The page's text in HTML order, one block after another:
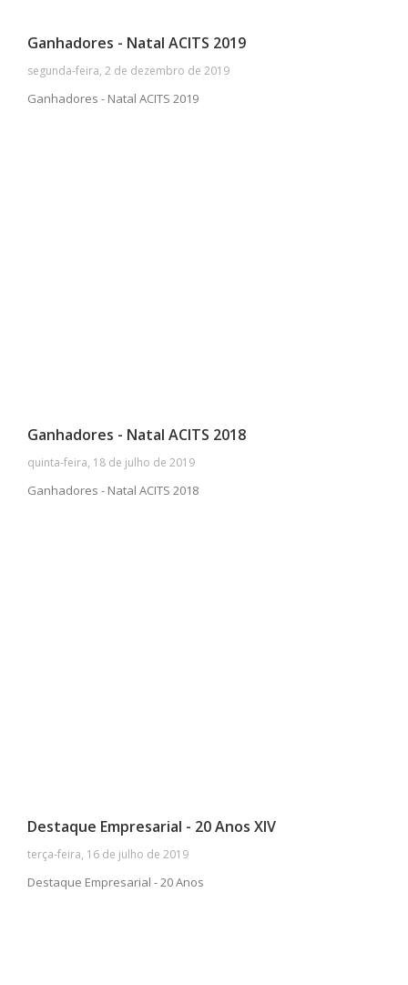
Ganhadores - Natal ACITS 2019
segunda-feira, 2 de dezembro de 2019
Ganhadores - Natal ACITS 2019
Ganhadores - Natal ACITS 2018
quinta-feira, 18 de julho de 2019
Ganhadores - Natal ACITS 2018
Destaque Empresarial - 20 Anos XIV
terça-feira, 16 de julho de 2019
Destaque Empresarial - 20 Anos